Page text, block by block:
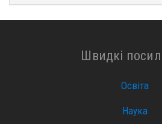
Швидкі
Освіта
Наука